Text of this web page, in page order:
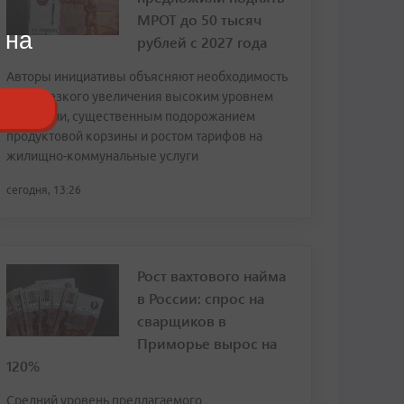
МРОТ до 50 тысяч
рублей с 2027 года
Авторы инициативы объясняют необходимость
столь резкого увеличения высоким уровнем
инфляции, существенным подорожанием
продуктовой корзины и ростом тарифов на
жилищно-коммунальные услуги
сегодня, 13:26
Рост вахтового найма
в России: спрос на
сварщиков в
Приморье вырос на
120%
Средний уровень предлагаемого